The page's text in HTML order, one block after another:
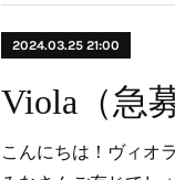
2024.03.25 21:00
Viola（急
こんにちは！ヴィオ